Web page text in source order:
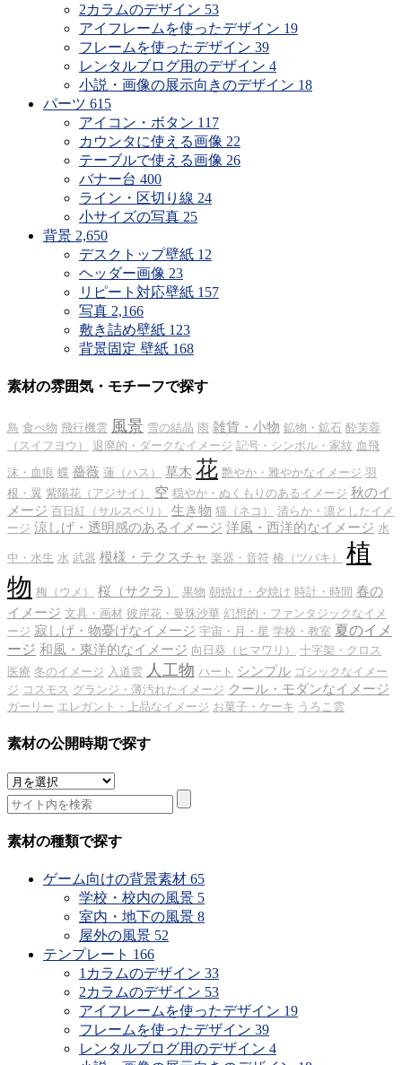
2カラムのデザイン 53
アイフレームを使ったデザイン 19
フレームを使ったデザイン 39
レンタルブログ用のデザイン 4
小説・画像の展示向きのデザイン 18
パーツ 615
アイコン・ボタン 117
カウンタに使える画像 22
テーブルで使える画像 26
バナー台 400
ライン・区切り線 24
小サイズの写真 25
背景 2,650
デスクトップ壁紙 12
ヘッダー画像 23
リピート対応壁紙 157
写真 2,166
敷き詰め壁紙 123
背景固定 壁紙 168
素材の雰囲気・モチーフで探す
鳥 食べ物 飛行機雲 風景 雪の結晶 雨 雑貨・小物 鉱物・鉱石 酔芙蓉
（スイフヨウ）
退廃的・ダークなイメージ 記号・シンボル・家紋 血飛
沫・血痕 蝶 薔薇 蓮（ハス） 草木 花 艶やか・雅やかなイメージ 羽
根・翼 紫陽花（アジサイ） 空 穏やか・ぬくもりのあるイメージ 秋のイ
メージ 百日紅（サルスベリ） 生き物 猫（ネコ）
清らか・凛としたイメ
ージ 涼しげ・透明感のあるイメージ 洋風・西洋的なイメージ 水
中・水生 水 武器 模様・テクスチャ 楽器・音符 椿（ツバキ）
植
物 梅（ウメ） 桜（サクラ） 果物 朝焼け・夕焼け 時計・時間 春の
イメージ 文具・画材 彼岸花・曼珠沙華 幻想的・ファンタジックなイメ
ージ 寂しげ・物憂げなイメージ 宇宙・月・星 学校・教室 夏のイメ
ージ 和風・東洋的なイメージ 向日葵（ヒマワリ）
十字架・クロス
医療 冬のイメージ 入道雲 人工物 ハート シンプル ゴシックなイメー
ジ コスモス グランジ・薄汚れたイメージ クール・モダンなイメージ
ガーリー エレガント・上品なイメージ お菓子・ケーキ うろこ雲
素材の公開時期で探す
素
材
の
公
素材の種類で探す
ゲーム向けの背景素材 65
学校・校内の風景 5
室内・地下の風景 8
屋外の風景 52
テンプレート 166
1カラムのデザイン 33
2カラムのデザイン 53
アイフレームを使ったデザイン 19
フレームを使ったデザイン 39
レンタルブログ用のデザイン 4